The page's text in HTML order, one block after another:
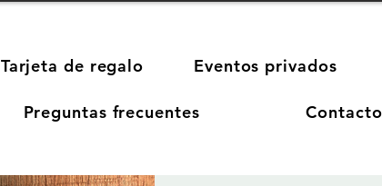
Tarjeta de regalo Eventos privados
Preguntas frecuentes Contacto